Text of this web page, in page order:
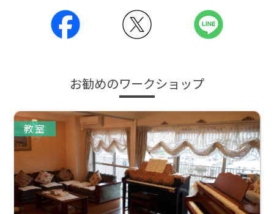
お勧めのワークショップ
教室